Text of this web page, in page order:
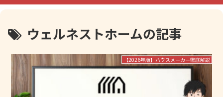
ウェルネストホームの記事
【2026年版】ハウスメーカー徹底解説